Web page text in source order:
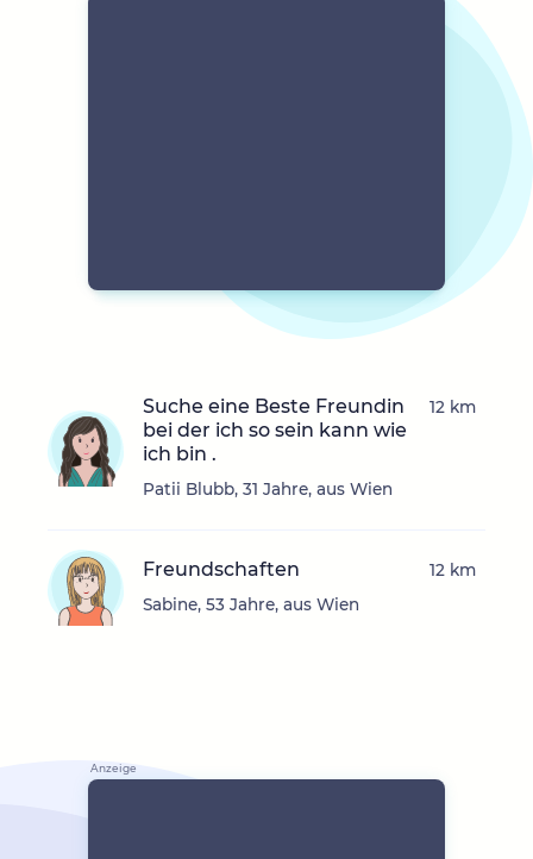
Suche eine Beste Freundin
bei der ich so sein kann wie
ich bin .
Patii Blubb, 31 Jahre, aus Wien
12 km
Freundschaften
Sabine, 53 Jahre, aus Wien
12 km